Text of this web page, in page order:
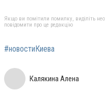
Якщо ви помітили помилку, виділіть
повідомити про це редакцію
#новостиКиева
Калякина Алена